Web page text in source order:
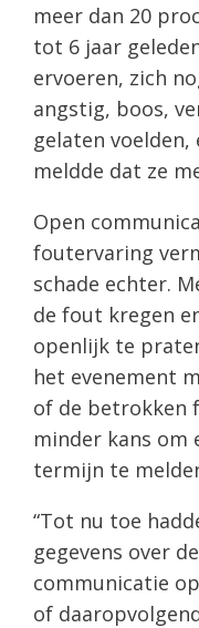
meer dan 20
tot 6 jaar
ervoeren, zich
angstig, boos,
gelaten voelden,
meldde dat ze
Open
foutervaring
schade echter.
de fout kregen
openlijk te
het evenement
of de betrokken
minder kans om
termijn te
“Tot nu toe
gegevens over
communicatie
of